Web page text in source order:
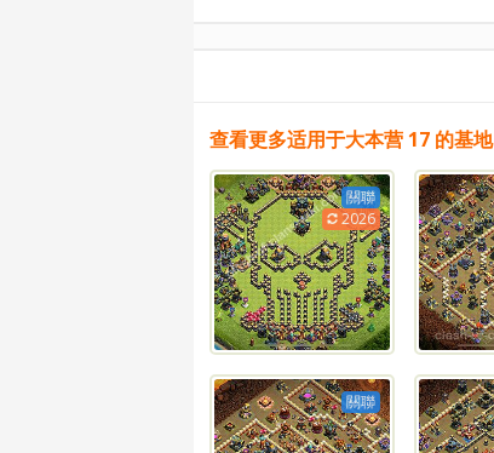
查看更多适用于大本营 17 的基地
關聯
2026
關聯